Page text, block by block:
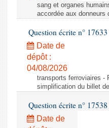
sang et organes
accordée aux donneurs
Question écrite n°
Date de
dépôt :
04/08/2026
transports ferroviaires -
simplification du billet
Question écrite n°
Date de